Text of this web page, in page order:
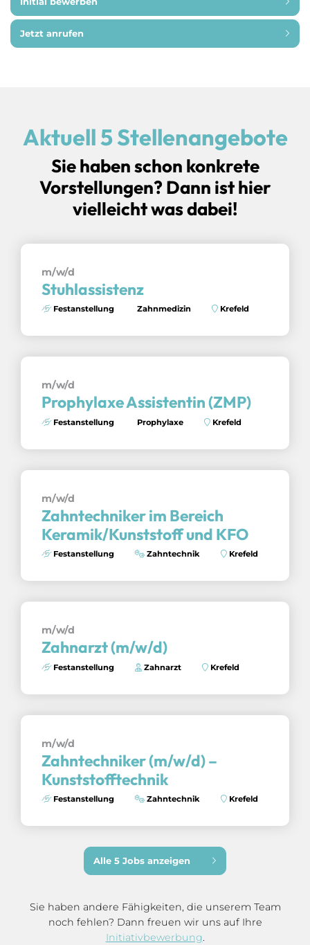
Jetzt anrufen
Aktuell 5 Stellenangebote
Sie haben schon konkrete
Vorstellungen? Dann ist hier
vielleicht was dabei!
m/w/d
Stuhlassistenz
Festanstellung Zahnmedizin Krefeld
m/w/d
Prophylaxe Assistentin (ZMP)
Festanstellung Prophylaxe Krefeld
m/w/d
Zahntechniker im Bereich
Keramik/Kunststoff und KFO
Festanstellung Zahntechnik Krefeld
m/w/d
Zahnarzt (m/w/d)
Festanstellung Zahnarzt Krefeld
m/w/d
Zahntechniker (m/w/d) –
Kunststofftechnik
Festanstellung Zahntechnik Krefeld
Alle 5 Jobs anzeigen
Sie haben andere Fähigkeiten, die unserem Team
noch fehlen? Dann freuen wir uns auf Ihre
Initiativbewerbung.